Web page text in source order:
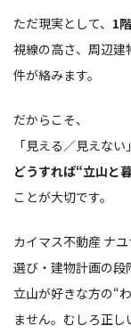
ただ現実として、 1
視線の高さ、周辺
件が絡みます。
だからこそ、
「見える／見えな
どうすれば“立山と
ことが大切です。
カイマス不動産 ナ
選び・建物計画の段
立山が好きな方の“
ません。むしろ正し